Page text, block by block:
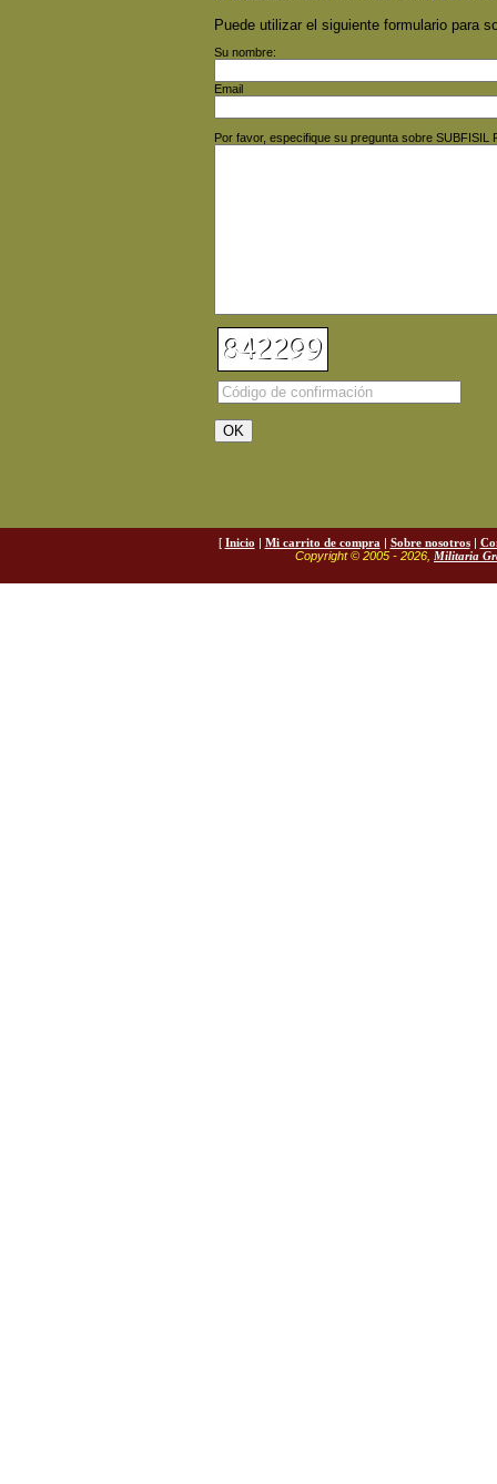
Puede utilizar el siguiente formulario para
Su nombre:
Email
Por favor, especifique su pregunta sobre SUBFISIL
[ Inicio | Mi carrito de compra | Sobre nosotros|
Copyright © 2005 - 2026, Militaria